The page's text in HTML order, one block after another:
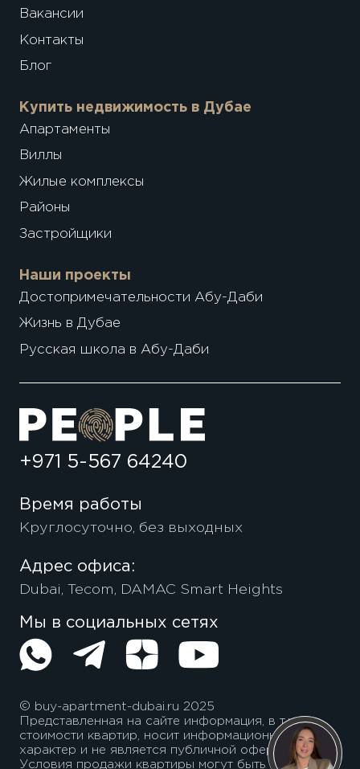
Вакансии
Контакты
Блог
Купить недвижимость в Дубае
Апартаменты
Виллы
Жилые комплексы
Районы
Застройщики
Наши проекты
Достопримечательности Абу-Даби
Жизнь в Дубае
Русская школа в Абу-Даби
+971 5-567 64240
Время работы
Круглосуточно, без выходных
Адрес офиса:
Dubai, Tecom, DAMAC Smart Heights
Мы в социальных сетях
© buy-apartment-dubai.ru 2025
Представленная на сайте информация, в т.ч.
стоимости квартир, носит информационный
характер и не является публичной офертой.
Условия продажи квартиры могут быть изменены